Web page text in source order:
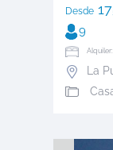
Desde
9
La